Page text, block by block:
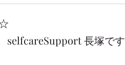
selfcareSupport 長塚です